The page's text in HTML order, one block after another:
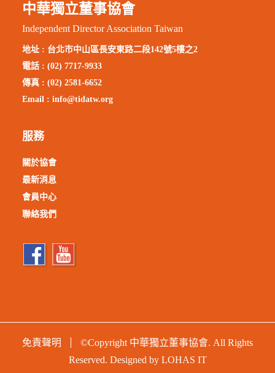
中華獨立董事協會
Independent Director Association Taiwan
地址 : 台北市中山區長安東路二段142號5樓之2
電話 : (02) 7717-9933
傳真 : (02) 2581-6652
Email :info@tidatw.org
服務
關於協會
最新消息
會員中心
聯絡我們
免責聲明
©Copyright 中華獨立董事協會. All Rights
Reserved. Designed by LOHAS IT